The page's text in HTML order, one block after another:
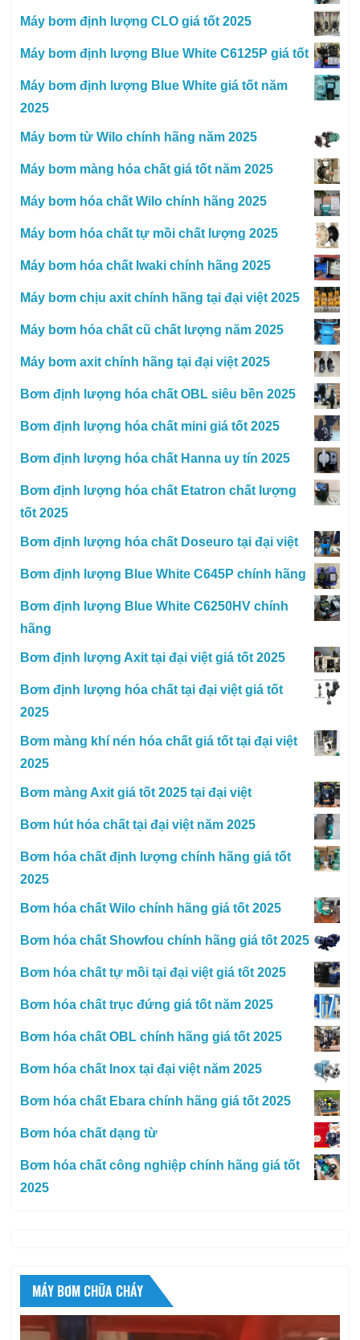
Máy bơm định lượng CLO giá tốt 2025
Máy bơm định lượng Blue White C6125P giá tốt
Máy bơm định lượng Blue White giá tốt năm
2025
Máy bơm từ Wilo chính hãng năm 2025
Máy bơm màng hóa chất giá tốt năm 2025
Máy bơm hóa chất Wilo chính hãng 2025
Máy bơm hóa chất tự mồi chất lượng 2025
Máy bơm hóa chất Iwaki chính hãng 2025
Máy bơm chịu axit chính hãng tại đại việt 2025
Máy bơm hóa chất cũ chất lượng năm 2025
Máy bơm axit chính hãng tại đại việt 2025
Bơm định lượng hóa chất OBL siêu bền 2025
Bơm định lượng hóa chất mini giá tốt 2025
Bơm định lượng hóa chất Hanna uy tín 2025
Bơm định lượng hóa chất Etatron chất lượng
tốt 2025
Bơm định lượng hóa chất Doseuro tại đại việt
Bơm định lượng Blue White C645P chính hãng
Bơm định lượng Blue White C6250HV chính
hãng
Bơm định lượng Axit tại đại việt giá tốt 2025
Bơm định lượng hóa chất tại đại việt giá tốt
2025
Bơm màng khí nén hóa chất giá tốt tại đại việt
2025
Bơm màng Axit giá tốt 2025 tại đại việt
Bơm hút hóa chất tại đại việt năm 2025
Bơm hóa chất định lượng chính hãng giá tốt
2025
Bơm hóa chất Wilo chính hãng giá tốt 2025
Bơm hóa chất Showfou chính hãng giá tốt 2025
Bơm hóa chất tự mồi tại đại việt giá tốt 2025
Bơm hóa chất trục đứng giá tốt năm 2025
Bơm hóa chất OBL chính hãng giá tốt 2025
Bơm hóa chất Inox tại đại việt năm 2025
Bơm hóa chất Ebara chính hãng giá tốt 2025
Bơm hóa chất dạng từ
Bơm hóa chất công nghiệp chính hãng giá tốt
2025
MÁY BƠM CHỮA CHÁY
Trình